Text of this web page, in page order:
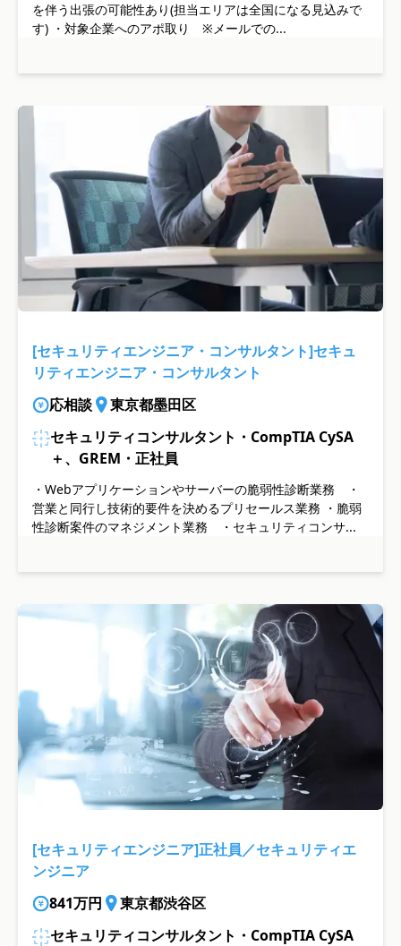
を伴う出張の可能性あり(担当エリアは全国になる見込みで
す) ・対象企業へのアポ取り ※メールでの...
[セキュリティエンジニア・コンサルタント]セキュ
リティエンジニア・コンサルタント
応相談
東京都墨田区
セキュリティコンサルタント・CompTIA CySA
＋、GREM・正社員
・Webアプリケーションやサーバーの脆弱性診断業務 ・
営業と同行し技術的要件を決めるプリセールス業務 ・脆弱
性診断案件のマネジメント業務 ・セキュリティコンサ...
[セキュリティエンジニア]正社員／セキュリティエ
ンジニア
841万円
東京都渋谷区
セキュリティコンサルタント・CompTIA CySA